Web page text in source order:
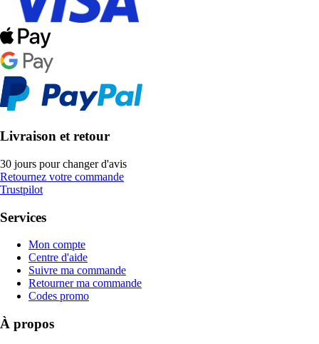
Livraison et retour
30 jours pour changer d'avis
Retournez votre commande
Trustpilot
Services
Mon compte
Centre d'aide
Suivre ma commande
Retourner ma commande
Codes promo
À propos